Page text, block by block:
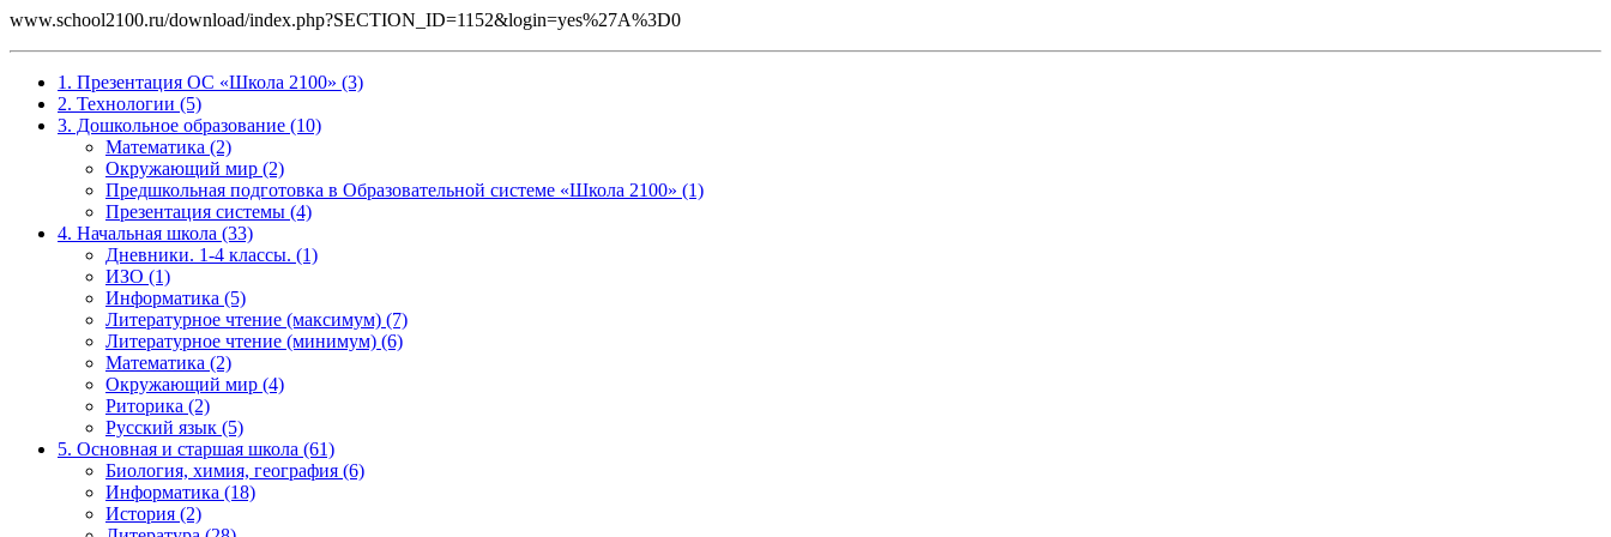
www.school2100.ru/download/index.php?SECTION_ID=1152&login=yes%27A%3D0
1. Презентация ОС «Школа 2100» (3)
2. Технологии (5)
3. Дошкольное образование (10)
Математика (2)
Окружающий мир (2)
Предшкольная подготовка в Образовательной системе «Школа 2100» (1)
Презентация системы (4)
4. Начальная школа (33)
Дневники. 1-4 классы. (1)
ИЗО (1)
Информатика (5)
Литературное чтение (максимум) (7)
Литературное чтение (минимум) (6)
Математика (2)
Окружающий мир (4)
Риторика (2)
Русский язык (5)
5. Основная и старшая школа (61)
Биология, химия, география (6)
Информатика (18)
История (2)